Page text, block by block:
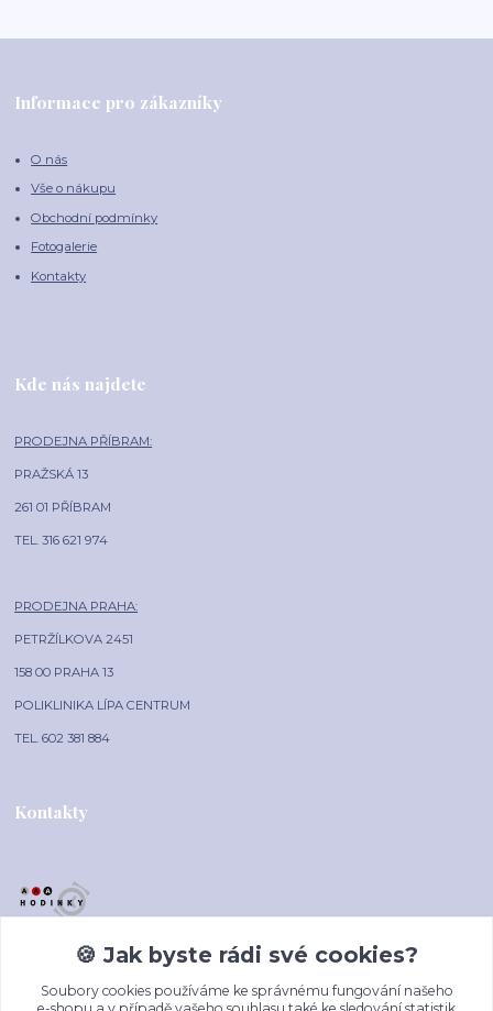
Informace pro zákazníky
O nás
Vše o nákupu
Obchodní podmínky
Fotogalerie
Kontakty
Kde nás najdete
PRODEJNA PŘÍBRAM:
PRAŽSKÁ 13
261 01 PŘÍBRAM
TEL. 316 621 974
PRODEJNA PRAHA:
PETRŽÍLKOVA 2451
158 00 PRAHA 13
POLIKLINIKA LÍPA CENTRUM
TEL. 602 381 884
Kontakty
AAA-HODINKY.CZ
+420 602 381 884
🍪 Jak byste rádi své cookies?
Soubory cookies používáme ke správnému fungování našeho